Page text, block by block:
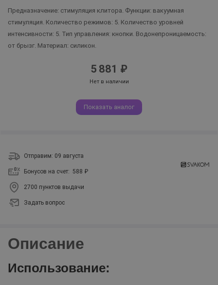
Предназначение: стимуляция клитора. Функции: вакуумная
стимуляция. Количество режимов: 5. Количество уровней
интенсивности: 5. Тип управления: кнопки. Водонепроницаемость:
от брызг. Материал: силикон.
5 881 ₽
Нет в наличии
Показать аналог
Отправим: 09 августа
Бонусов на счет: 588 ₽
2700 пунктов выдачи
Задать вопрос
Описание
Использование: